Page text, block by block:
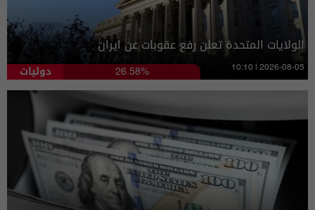
الولايات المتحدة تعلن رفع عقوبات عن ايران
دوليات 26.58% 10:10 | 2026-08-05